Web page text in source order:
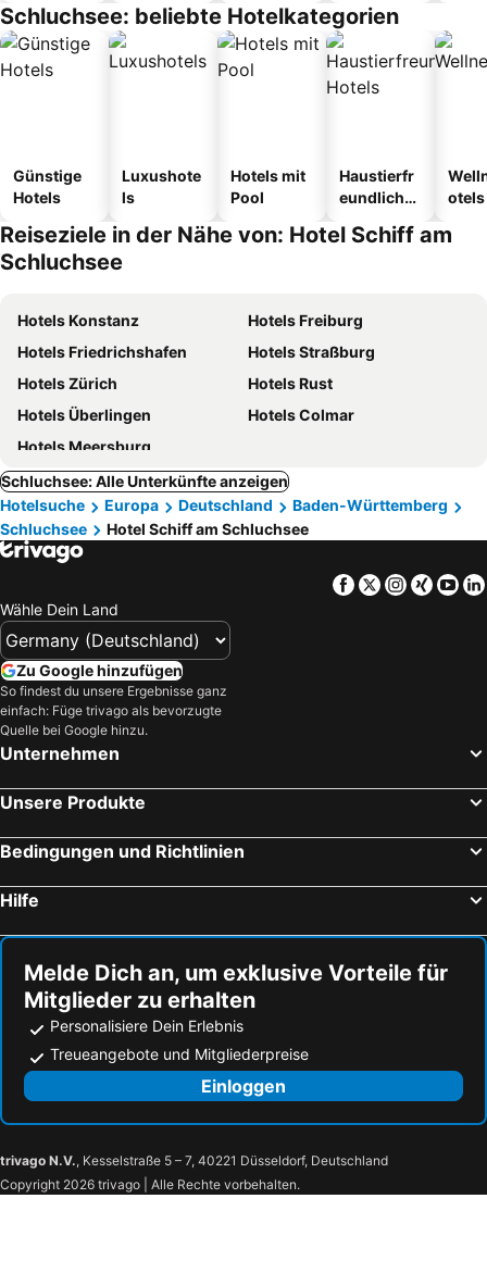
Schluchsee: beliebte Hotelkategorien
Günstige
Hotels
Luxushote
ls
Hotels mit
Pool
Haustierfr
eundliche
otels
Reiseziele in der Nähe von: Hotel Schiff am
Schluchsee
Hotels Konstanz
Hotels Freiburg
Hotels Friedrichshafen
Hotels Straßburg
Hotels Zürich
Hotels Rust
Hotels Überlingen
Hotels Colmar
Hotels Meersburg
Schluchsee: Alle Unterkünfte anzeigen
Hotelsuche
Europa Deutschland
Baden-Württemberg
Schluchsee
Hotel Schiff am Schluchsee
Facebook
TwitterXing
Wähle Dein Land
Zu Google hinzufügen
So findest du unsere Ergebnisse ganz
einfach: Füge trivago als bevorzugte
Quelle bei Google hinzu.
Unternehmen
Unsere Produkte
Bedingungen und Richtlinien
Hilfe
Melde Dich an, um exklusive Vorteile für
Mitglieder zu erhalten
Personalisiere Dein Erlebnis
Treueangebote und Mitgliederpreise
Einloggen
trivago N.V., Kesselstraße 5 – 7, 40221 Düsseldorf, Deutschland
Copyright 2026 trivago | Alle Rechte vorbehalten.